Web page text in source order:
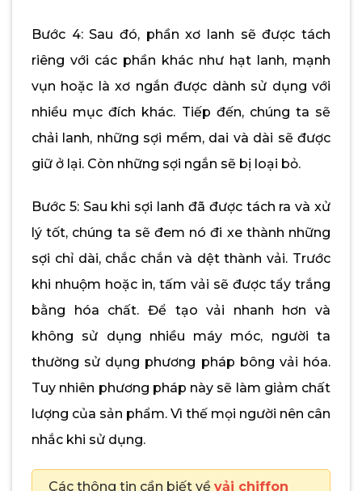
Bước 4: Sau đó, phần xơ lanh sẽ được tách
riêng với các phần khác như hạt lanh, mạnh
vụn hoặc là xơ ngắn được dành sử dụng với
nhiều mục đích khác. Tiếp đến, chúng ta sẽ
chải lanh, những sợi mềm, dai và dài sẽ được
giữ ở lại. Còn những sợi ngắn sẽ bị loại bỏ.
Bước 5: Sau khi sợi lanh đã được tách ra và xử
lý tốt, chúng ta sẽ đem nó đi xe thành những
sợi chỉ dài, chắc chắn và dệt thành vải. Trước
khi nhuộm hoặc in, tấm vải sẽ được tẩy trắng
bằng hóa chất. Để tạo vải nhanh hơn và
không sử dụng nhiều máy móc, người ta
thường sử dụng phương pháp bông vải hóa.
Tuy nhiên phương pháp này sẽ làm giảm chất
lượng của sản phẩm. Vì thế mọi người nên cân
nhắc khi sử dụng.
Các thông tin cần biết về vải chiffon